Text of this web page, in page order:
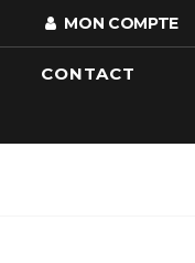
MON COMPTE
CONTACT